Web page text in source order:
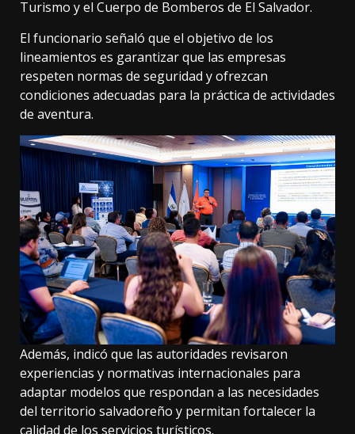
Turismo y el Cuerpo de Bomberos de El Salvador.
El funcionario señaló que el objetivo de los
lineamientos es garantizar que las empresas
respeten normas de seguridad y ofrezcan
condiciones adecuadas para la práctica de actividades
de aventura.
Además, indicó que las autoridades revisaron
experiencias y normativas internacionales para
adaptar modelos que respondan a las necesidades
del territorio salvadoreño y permitan fortalecer la
calidad de los servicios turísticos.